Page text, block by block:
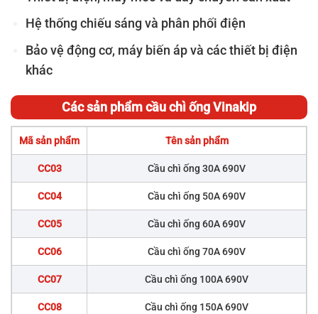
Hệ thống chiếu sáng và phân phối điện
Bảo vệ động cơ, máy biến áp và các thiết bị điện
khác
Các sản phẩm cầu chì ống Vinakip
Mã sản phẩm Tên sản phẩm
CC03 Cầu chì ống 30A 690V
CC04 Cầu chì ống 50A 690V
CC05 Cầu chì ống 60A 690V
CC06 Cầu chì ống 70A 690V
CC07 Cầu chì ống 100A 690V
CC08 Cầu chì ống 150A 690V